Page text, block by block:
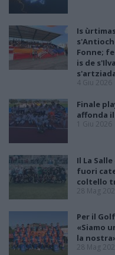
Is
Fonne;
is de
4 Giu 2026
Finale
affonda
1 Giu 2026
Il La
fuori
coltello
28 Mag
Per il
«Siamo
la
28 Mag